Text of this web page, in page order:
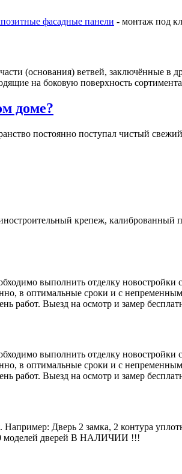
фасадные панели - монтаж под
(основания) ветвей, заключённые в
на боковую поверхность
доме?
постоянно поступал чистый
крепеж, калиброванный
выполнить отделку
в оптимальные сроки и с
работ. Выезд на осмотр и замер
выполнить отделку
в оптимальные сроки и с
работ. Выезд на осмотр и замер
Дверь 2 замка, 2 контура
моделей дверей В НАЛИЧИИ !!!